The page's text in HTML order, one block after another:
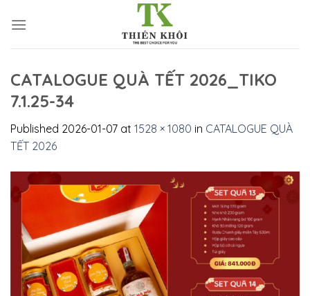
CATALOGUE QUÀ TẾT 2026_TIKO
7.1.25-34
Published 2026-01-07 at 1528 × 1080 in CATALOGUE QUÀ
TẾT 2026